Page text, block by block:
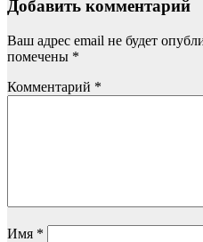
Добавить комментарий
Ваш адрес email не будет
помечены *
Комментарий *
Имя *